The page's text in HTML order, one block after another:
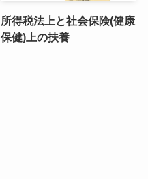
所得税法上と社会保険(健康
保健)上の扶養